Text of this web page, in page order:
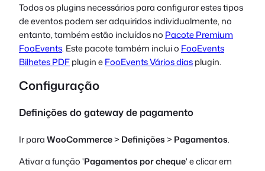
Todos os plugins necessários para configurar estes tipos
de eventos podem ser adquiridos individualmente, no
entanto, também estão incluídos no Pacote Premium
FooEvents. Este pacote também inclui o FooEvents
Bilhetes PDFplugin eFooEvents Vários diasplugin.
Configuração
Definições do gateway de pagamento
Ir paraWooCommerce> Definições> Pagamentos.
Ativar a função 'Pagamentos por cheque' e clicar em